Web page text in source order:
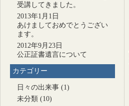
受講してきました。
2013年1月1日
あけましておめでとうござい
ます。
2012年9月23日
公正証書遺言について
カテゴリー
日々の出来事 (1)
未分類 (10)